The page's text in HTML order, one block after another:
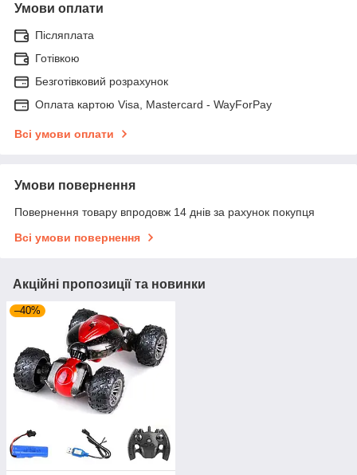
Умови оплати
Післяплата
Готівкою
Безготівковий розрахунок
Оплата картою Visa, Mastercard - WayForPay
Всі умови оплати
Умови повернення
Повернення товару впродовж 14 днів за рахунок покупця
Всі умови повернення
Акційні пропозиції та новинки
–40%